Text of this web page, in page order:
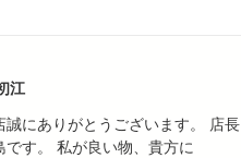
江
誠にありがとうございます。 店長
です。 私が良い物、貴方に